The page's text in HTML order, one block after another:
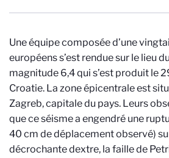
Une équipe composée d’une
européens s’est rendue sur le lieu
magnitude 6,4 qui s’est produit le
Croatie. La zone épicentrale est
Zagreb, capitale du pays. Leurs
que ce séisme a engendré une
40 cm de déplacement observé)
décrochante dextre, la faille de